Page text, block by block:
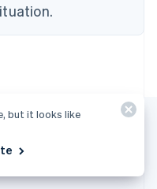
but it looks like